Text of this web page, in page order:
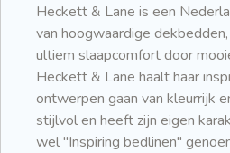
Heckett & Lane is een
van hoogwaardige
ultiem slaapcomfort door
Heckett & Lane haalt haar
ontwerpen gaan van kleurrijk
stijlvol en heeft zijn eigen
wel ''Inspiring bedlinen''